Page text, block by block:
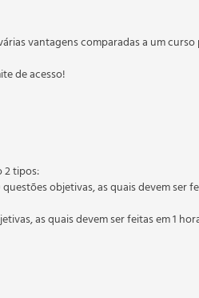
e da dor
vantagens comparadas a um
de acesso!
2 tipos:
objetivas, as quais devem ser
as quais devem ser feitas em 1
do prazo estipulado no calendário
dentro do período do curso quantas